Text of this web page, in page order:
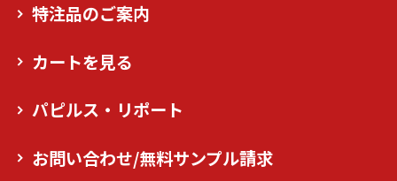
特注品のご案内
カートを見る
パピルス・リポート
お問い合わせ/無料サンプル請求